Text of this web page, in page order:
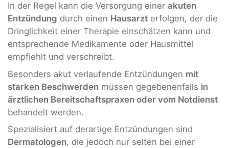
In der Regel kann die Versorgung einer akuten
Entzündung durch einen Hausarzt erfolgen, der die
Dringlichkeit einer Therapie einschätzen kann und
entsprechende Medikamente oder Hausmittel
empfiehlt und verschreibt.
Besonders akut verlaufende Entzündungen mit
starken Beschwerden müssen gegebenenfalls in
ärztlichen Bereitschaftspraxen oder vom Notdienst
behandelt werden.
Spezialisiert auf derartige Entzündungen sind
Dermatologen, die jedoch nur selten bei einer